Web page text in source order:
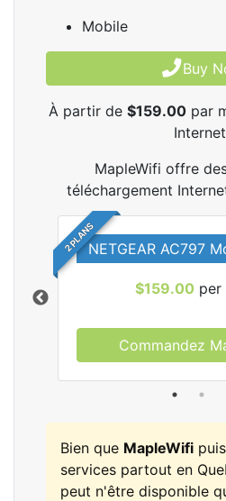
Mobile
Buy
À partir de $159.00par
MapleWifi offre
téléchargement
2 PLANSNETGEAR AC797
$159.00 per
Commandez
Bien que MapleWifi
services partout en
peut n'être disponible